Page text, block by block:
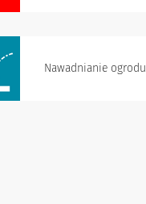
Nawadnianie ogrodu